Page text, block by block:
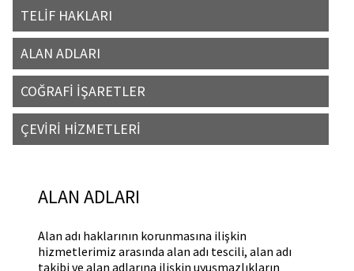
TELİF HAKLARI
ALAN ADLARI
COĞRAFİ İŞARETLER
ÇEVİRİ HİZMETLERİ
ALAN ADLARI
Alan adı haklarının korunmasına ilişkin
hizmetlerimiz arasında alan adı tescili, alan adı
takibi ve alan adlarına ilişkin uyuşmazlıkların